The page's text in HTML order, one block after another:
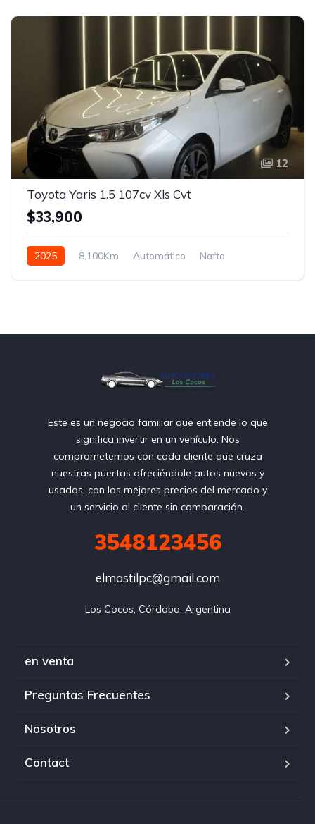
12
Toyota Yaris 1.5 107cv Xls Cvt
$33,900
2025 8,100Km Automático
Nafta
Este es un negocio familiar que entiende lo que
significa invertir en un vehículo. Nos
comprometemos con cada cliente que cruza
nuestras puertas ofreciéndole autos nuevos y
usados, con los mejores precios del mercado y
un servicio al cliente sin comparación.
3548123456
elmastilpc@gmail.com
Los Cocos, Córdoba, Argentina
en venta
Preguntas Frecuentes
Nosotros
Contact